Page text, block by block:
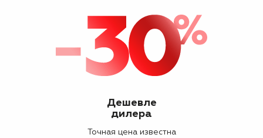
Дешевле
дилера
Точная цена известна